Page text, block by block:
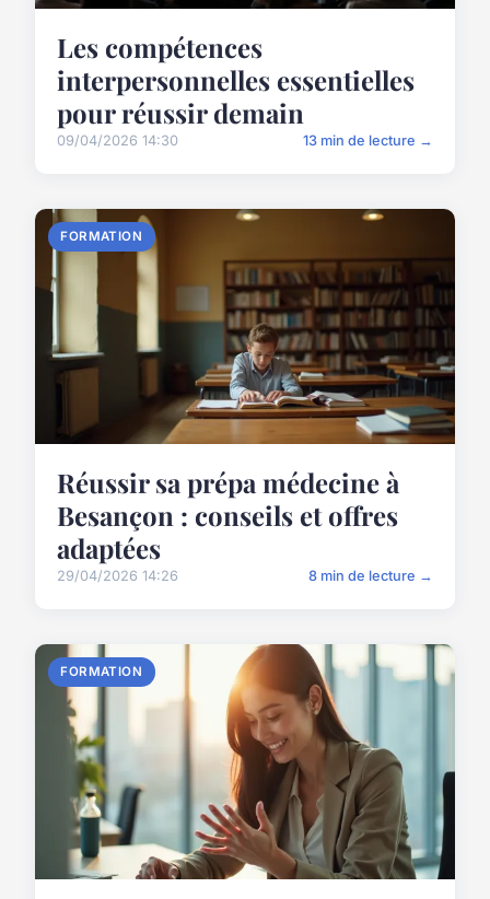
Les compétences
interpersonnelles essentielles
pour réussir demain
09/04/2026 14:30 13 min de lecture →
FORMATION
Réussir sa prépa médecine à
Besançon : conseils et offres
adaptées
29/04/2026 14:26 8 min de lecture →
FORMATION